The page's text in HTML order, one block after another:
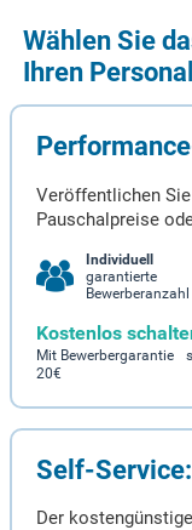
Wählen Sie
Ihren
Veröffentlichen
Pauschalpreise
Individuell
garantierte
Bewerberanzahl
Kostenlos
Mit Bewerbergarantie
20€
Self-Service:
Der